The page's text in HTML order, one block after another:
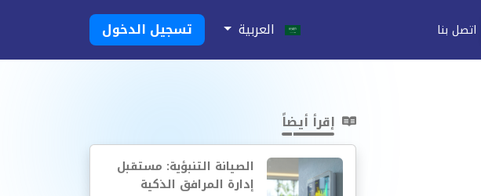
اتصل بنا العربية تسجيل الدخول
إقرأ أيضاً
الصيانة التنبؤية: مستقبل
إدارة المرافق الذكية